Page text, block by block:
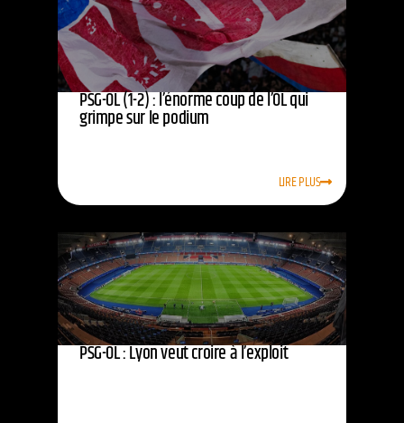
PSG-OL (1-2) : l’énorme coup de l’OL qui
grimpe sur le podium
LIRE PLUS
PSG-OL : Lyon veut croire à l’exploit